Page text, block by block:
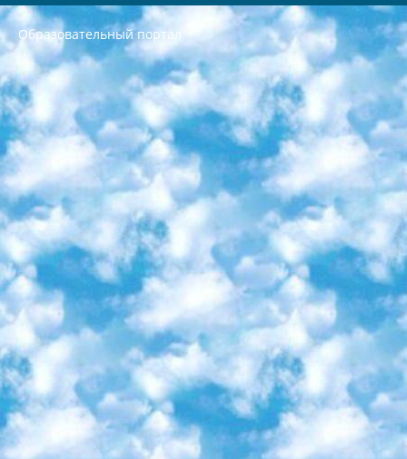
Образовательный портал
РЕСПУБЛИКА УЗБЕКИСТАН МИНИСТРЕРСТВО ДОШКОЛЬНОГО И ШКОЛЬНОГО ОБРАЗОВАНИЯ КОМАНДА в общеобразовательных учреждениях в 2023-2024 учебном году организация и проведение итоговой государственной аттестации обучающихся о Министра дошкольного и школьного образования Республики Узбекистан от 4 марта 2008 года (постановлением Минюста от 20 марта 2008 года № 1778 государственной регистрации) «Итоговое состояние учащихся общего среднего образования на основании положения об утверждении положения об аттестации общего среднего образования выпускной экзамен студентов в образовательных учреждениях в 2023-2024 учебном году В целях организации и прохождения аттестации приказываю: 1. Следующее: перечень предметов, по которым будет проводиться итоговая государственная аттестация и экзамен формы перевода согласно приложению 1; сертификаты международного образца, оценивающие уровень владения иностранными языками перечень согласно приложению 2; 2. Педагогический при специализированных образовательных учреждениях. научно-практический центр квалификации и международной оценки (Д.Давидова) 2024 г. До 25 марта: задания по предметам, по которым будет проводиться итоговая аттестация разработка и утверждение технических условий; итоговая аттестация на основании разработанного предметного задания разработка вопросов по предметам (устно и письменно), экзамен передача; общеобразовательные средние школы и специальные учебные заведения учащиеся выпускных классов школ и интернатов в агентской системе подготовка базы данных экзаменационных материалов и критериев оценки; перевод базы экзаменационных материалов на все языки обучения подать в Республиканский образовательный центр для изготовления; варианты экзаменов на основе разработанных контрольных материалов пусть будут поставлены задачи формирования. 3. Республиканский образовательный центр (Ш.Худайкулов) до 5 апреля 2024 года. до: база данных предоставленных экзаменационных материалов на все языки обучения перевод и экспертиза; для слепых, слабовидящих, глухих, слабослышащих и умственно отсталых детей учащиеся выпускных классов специализированных школ и школ-интернатов база данных экзаменационных материалов на всех преподаваемых языках подготовка критериев оценки; специализированные школы для умственно отсталых детей и технологии для учащихся выпускных классов школ-интернатов разработка соответствующих рекомендаций и критериев проведения ЕГЭ по естествознанию давать задания. 4. Педагогический при специализированных образовательных учреждениях. Научно-практический центр навыков и международной оценки (Д.Давидова), Республика образовательный центр (Худайкулов Ш.) итоговый государственный аттестационный экзамен ориентирован на творческое и логическое мышление при подготовке базы материалов учитывать введение заданий. 5. Следует отметить, что: сертификат государственного образца о знании общеобразовательного предмета и как минимум национальный уровень B1 по предметам на иностранных языках, указанным в Приложении 2. или международно признанный сертификат эквивалентного уровня студенты, изучающие определенный предмет, освобождаются от экзамена; по соответствующим предметам запланирована итоговая государственная аттестация за день до дня, путем жеребьевки Рабочей группой (в письменной форме по предметам, проводимым в форме) из числа сформированных вариантов выбрано 2 варианта; 2 выбранных варианта экзамена анонсированы на официальном сайте министерства и все выпускники по всей стране на основе этих вариантов проводит итоговую государственную аттестацию. 6. Государственное образование учащихся средних общеобразовательных учреждений. знания в соответствии с квалификационными требованиями, которые необходимо приобрести на основании стандартов итоговый (выпускной) контроль для 9 и 11 классов в целях тестирования Экзамены (далее – экзамены) состоят из предметов, перечисленных в приложении 1. будет сделано. 7. Экзамены пройдут с 26 мая по 15 июня 2024 г. (кроме науки физического воспитания). 8. Физическая для учащихся 9 классов общесредних образовательных учреждений. Экзамены по предмету «Образование, квалификация медицина» 1-6 мая 2024 года. сотрудники перевести под присмотр (с отклонениями в физическом или умственном развитии) специализированная школа для детей, школы-интернаты и со сколиозом школы-интернаты санаторного типа для больных детей исключены). 9. Он был слепым, слабовидящим и имел нарушения опорно-двигательного аппарата. экзамены в специализированных школах и интернатах для детей должны проводиться исходя из требований, предъявляемых к общеобразовательным учреждениям (физкультура кроме науки). 10. Специализированная школа для глухих и слабослышащих детей. и экзамены в интернатах и быть реализован в виде письменного теста по математике. 11. Специальность для умственно отсталых детей. Для 9 класса Родной язык и литературное письмо Государственный язык (язык обучения – узбекский). для неклассов) написано Математическое письмо Письменная/устная история Узбекистана Физическое воспитание практично Итоговый контроль Для 11 класса Написание родного языка и литературы (эссе) Математическое письмо Узбекский язык (обучение на узбекском языке) не посещающее общее среднее образование для учреждений)/Образовательное учреждение выбор письменный и устный Иностранный язык письменный/устный Письменная/устная история Узбекистана *По выбору студента:  Химия  Физика  Основы государственного права  География 10 бесплатных образовательных ресурсов - Мы составили подборку онлайн-проектов с интерактивными упражнениями, видеолекциями и статьями. Они помогут вам обрести новые и освежить старые знания бесплатно. 1. «ИНТУИТ» Старейшая образовательная площадка Рунета. Здесь вы найдёте сотни текстовых и видеокурсов на десятки различных тем — от программирования до психологии. Многие курсы подготовлены российскими университетами и крупными международными компаниями вроде Intel и Microsoft. Самостоятельное обучение бесплатное, но желающие могут оплатить услуги персональных наставников. 2. «Смартия» знакомит с актуальными профессиями и подсказывает, как им обучаться. Выбрав заинтересовавшую вас специальность — SMM-специалист, фотограф, веб-дизайнер или другую, — увидите список необходимых для неё умений. Чтобы вы могли освоить их самостоятельно, для каждого умения площадка отображает подборку ссылок на учебные материалы. Хотя «Смартия» ориентируется на русскоязычную аудиторию, часть контента всё же доступна только на английском. 3. «Лекторий Физтеха» Проект Московского физико-технического института (Физтеха). С его помощью вы можете смотреть онлайн серии лекций, записанные на видео в этом вузе. В числе доступных предметов — физика, биология, химия, информационные технологии и другие. К некоторым лекциям администрация ресурса прилагает готовые конспекты, которые можно скачивать в PDF-формате. 4. ITMOcourses Онлайн-площадка Санкт-Петербургского национального исследовательского университета информационных технологий, механики и оптики (ИТМО). Ресурс предоставляет свободный доступ к курсам, разработанным в этом вузе. Каталог материалов разбит на четыре категории: «Оптические системы и технологии», «Приборостроение и робототехника», «Информационные технологии» и «Биотехнологии». Курсы состоят из видеолекций, интерактивных демонстраций и заданий. 5. «КиберЛенинка» Электронная научная библиотека открытого доступа. Каталог площадки регулярно обрастает текстами статей из различных научных изданий. Сгруппированные по журналам и рубрикам публикации можно читать онлайн или скачивать целиком в PDF-формате. Проект нацелен на популяризацию науки за счёт открытого доступа к качественной информации. 6. «ПостНаука» На этом ресурсе публикуют подборки видеолекций, составленные экспертами из разных отраслей и объединённые общими темами. Среди них, к примеру, есть серии «Биоинформатика и геномика», «Культура средневековой Скандинавии» и Cinema Studies о теории кино. Каждая подборка лекций — логически связанная история, рассказанная экспертом от первого лица. Кроме того, на сайте появляются научно-образовательные статьи и тесты на разные темы. 7. «Newочём» Команда проекта «Newочём» отбирает самые интересные тексты из англоязычных СМИ и переводит те из них, за которые голосуют участники сообщества «ВКонтакте». По большей части это научно-популярные статьи. Редакторы придумывают лишь заголовки, в остальном содержание переводов соответствует оригиналам. Полные тексты можно читать прямо в социальной сети. 8. InternetUrok Онлайн-база материалов по основным дисциплинам школьной программы. Информация на сайте структурирована по классам, предметам и темам (урокам). Каждый урок состоит из видеолекций и конспектов. Есть также интерактивные тренажёры и тесты для закрепления пройденного материала. Даже если вы давно окончили школу, возможность повторить программу старших классов всегда может пригодиться. 9. Edutainme Ещё один ресурс об образовании. В отличие от Newtonew, как мне кажется, Edutainme больше ориентируется на представителей индустрии: педагогов, предпринимателей, разработчиков образовательных проектов. Но и любой, кто просто стремится к саморазвитию, найдёт на сайте много полезного и интересного для себя. Например, информацию о новых курсах и образовательных сервисах. 10. Newtonew Онлайн-медиа об образовании и обучении в широком смысле. Авторы Newtonew пишут об инструментах, заведениях, тактиках и стратегиях, которые помогают учить других и получать новые знания самостоятельно. На этой площадке вы найдёте новости, обзоры, аналитические мат